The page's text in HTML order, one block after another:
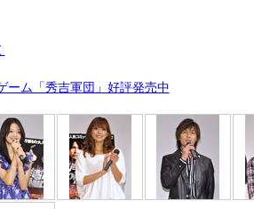
ーム「秀吉軍団」好評発売中